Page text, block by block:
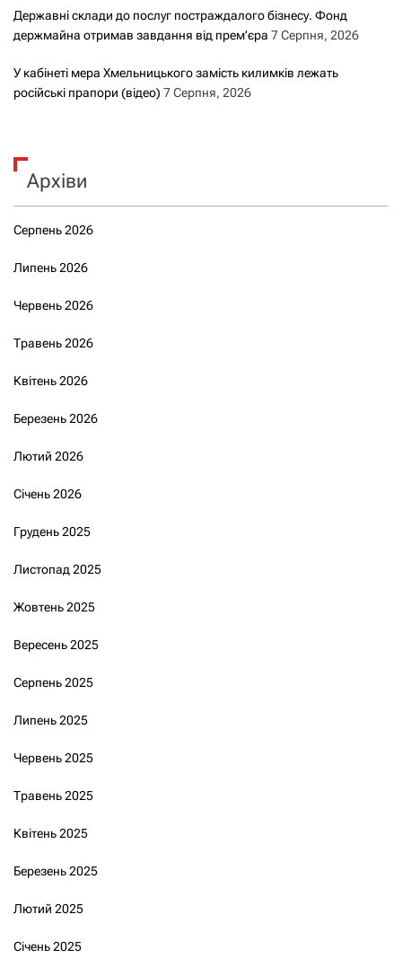
Державні склади до послуг постраждалого бізнесу. Фонд
держмайна отримав завдання від прем’єра 7 Серпня, 2026
У кабінеті мера Хмельницького замість килимків лежать
російські прапори (відео) 7 Серпня, 2026
Архіви
Серпень 2026
Липень 2026
Червень 2026
Травень 2026
Квітень 2026
Березень 2026
Лютий 2026
Січень 2026
Грудень 2025
Листопад 2025
Жовтень 2025
Вересень 2025
Серпень 2025
Липень 2025
Червень 2025
Травень 2025
Квітень 2025
Березень 2025
Лютий 2025
Січень 2025